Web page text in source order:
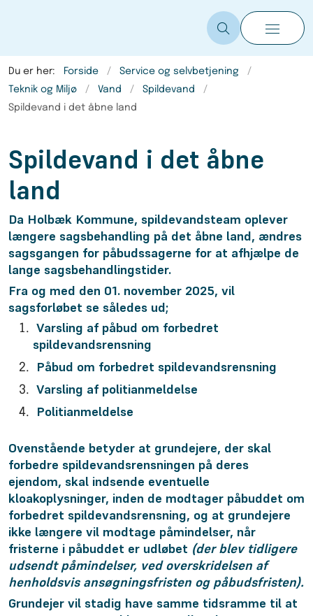
Du er her: Forside
Service og selvbetjening
Teknik og Miljø
Vand
Spildevand
Spildevand i det åbne land
Spildevand i det åbne
land
Da Holbæk Kommune, spildevandsteam oplever
længere sagsbehandling på det åbne land, ændres
sagsgangen for påbudssagerne for at afhjælpe de
lange sagsbehandlingstider.
Fra og med den 01. november 2025, vil
sagsforløbet se således ud;
Varsling af påbud om forbedret
spildevandsrensning
Påbud om forbedret spildevandsrensning
Varsling af politianmeldelse
Politianmeldelse
Ovenstående betyder at grundejere, der skal
forbedre spildevandsrensningen på deres
ejendom, skal indsende eventuelle
kloakoplysninger, inden de modtager påbuddet om
forbedret spildevandsrensning, og at grundejere
ikke længere vil modtage påmindelser, når
fristerne i påbuddet er udløbet (der blev tidligere
udsendt påmindelser, ved overskridelsen af
henholdsvis ansøgningsfristen og påbudsfristen).
Grundejer vil stadig have samme tidsramme til at